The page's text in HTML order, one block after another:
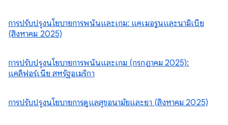
การปรับปรุงนโยบายการพนันและเกม: แคเมอรูนและนามิเบีย
(สิงหาคม 2025)
การปรับปรุงนโยบายการพนันและเกม (กรกฎาคม 2025):
แคลิฟอร์เนีย สหรัฐอเมริกา
การปรับปรุงนโยบายการดูแลสุขอนามัยและยา (สิงหาคม 2025)